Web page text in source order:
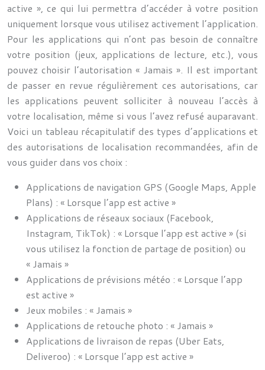
active », ce qui lui permettra d’accéder à votre position
uniquement lorsque vous utilisez activement l’application.
Pour les applications qui n’ont pas besoin de connaître
votre position (jeux, applications de lecture, etc.), vous
pouvez choisir l’autorisation « Jamais ». Il est important
de passer en revue régulièrement ces autorisations, car
les applications peuvent solliciter à nouveau l’accès à
votre localisation, même si vous l’avez refusé auparavant.
Voici un tableau récapitulatif des types d’applications et
des autorisations de localisation recommandées, afin de
vous guider dans vos choix :
Applications de navigation GPS (Google Maps, Apple
Plans) : « Lorsque l’app est active »
Applications de réseaux sociaux (Facebook,
Instagram, TikTok) : « Lorsque l’app est active » (si
vous utilisez la fonction de partage de position) ou
« Jamais »
Applications de prévisions météo : « Lorsque l’app
est active »
Jeux mobiles : « Jamais »
Applications de retouche photo : « Jamais »
Applications de livraison de repas (Uber Eats,
Deliveroo) : « Lorsque l’app est active »